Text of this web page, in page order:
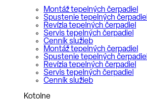
Montáž tepelných čerpadiel
Spustenie tepelných čerpadiel
Revízia tepelných čerpadiel
Servis tepelných čerpadiel
Cenník služieb
Montáž tepelných čerpadiel
Spustenie tepelných čerpadiel
Revízia tepelných čerpadiel
Servis tepelných čerpadiel
Cenník služieb
Kotolne